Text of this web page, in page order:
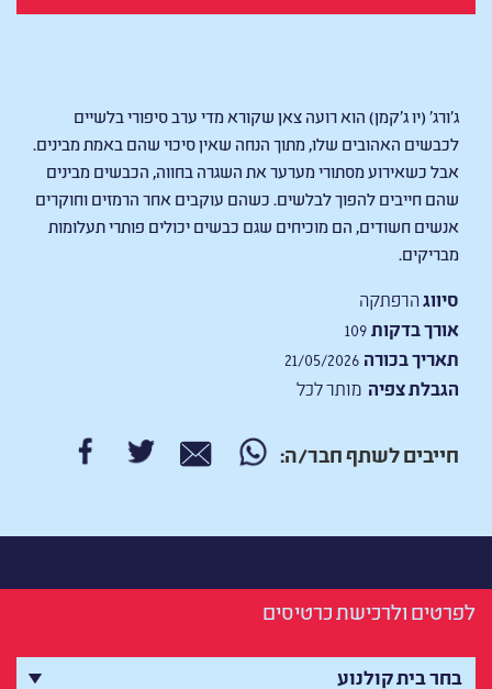
ג׳ורג׳ (יו ג׳קמן) הוא רועה צאן שקורא מדי ערב סיפורי בלשיים
לכבשים האהובים שלו, מתוך הנחה שאין סיכוי שהם באמת מבינים.
אבל כשאירוע מסתורי מערער את השגרה בחווה, הכבשים מבינים
שהם חייבים להפוך לבלשים. כשהם עוקבים אחר הרמזים וחוקרים
אנשים חשודים, הם מוכיחים שגם כבשים יכולים פותרי תעלומות
מבריקים.
סיווגהרפתקה
אורך בדקות
תאריך בכורה
הגבלת צפיה מותר לכל
חייבים לשתף חבר/ה:
לפרטים ולרכישת כרטיסים